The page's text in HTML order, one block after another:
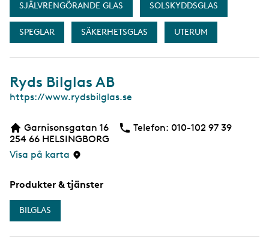
SJÄLVRENGÖRANDE GLAS SOLSKYDDSGLAS
SPEGLAR SÄKERHETSGLAS UTERUM
Ryds Bilglas AB
W
https://www.rydsbilglas.se
Garnisonsgatan 16
254 66 HELSINGBORG
Visa på karta
Telefon: Telefon
010-102 97 39
Produkter & tjänster
BILGLAS